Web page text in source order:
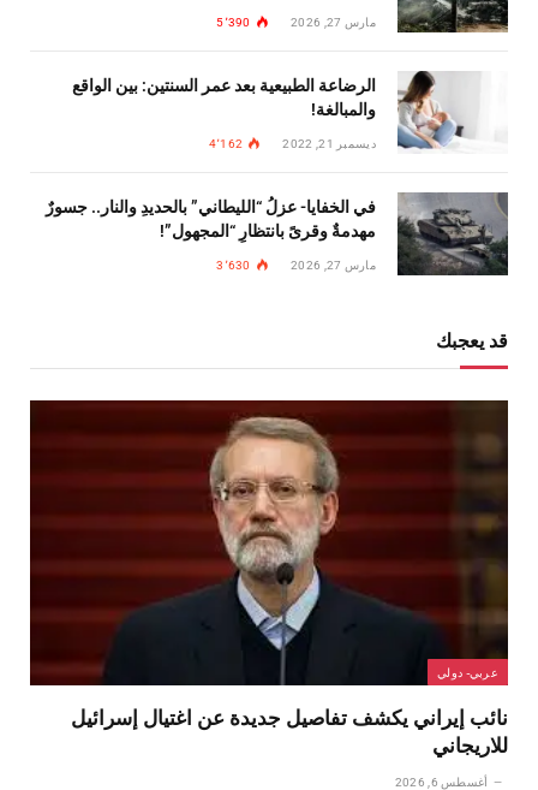
مارس 27, 2026 5٬390
الرضاعة الطبيعية بعد عمر السنتين: بين الواقع
والمبالغة!
ديسمبر 21, 2022 4٬162
في الخفايا- عزلُ “الليطاني” بالحديدِ والنار.. جسورٌ
مهدمةٌ وقرىً بانتظارِ “المجهول”!
مارس 27, 2026 3٬630
قد يعجبك
عربي- دولي
نائب إيراني يكشف تفاصيل جديدة عن اغتيال إسرائيل
للاريجاني
أغسطس 6, 2026